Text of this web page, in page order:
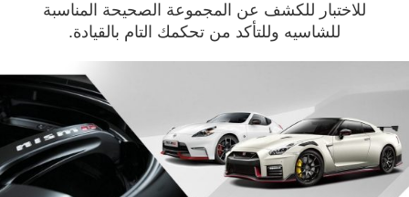
للاختبار للكشف عن المجموعة الصحيحة المناسبة
للشاسيه وللتأكد من تحكمك التام بالقيادة.